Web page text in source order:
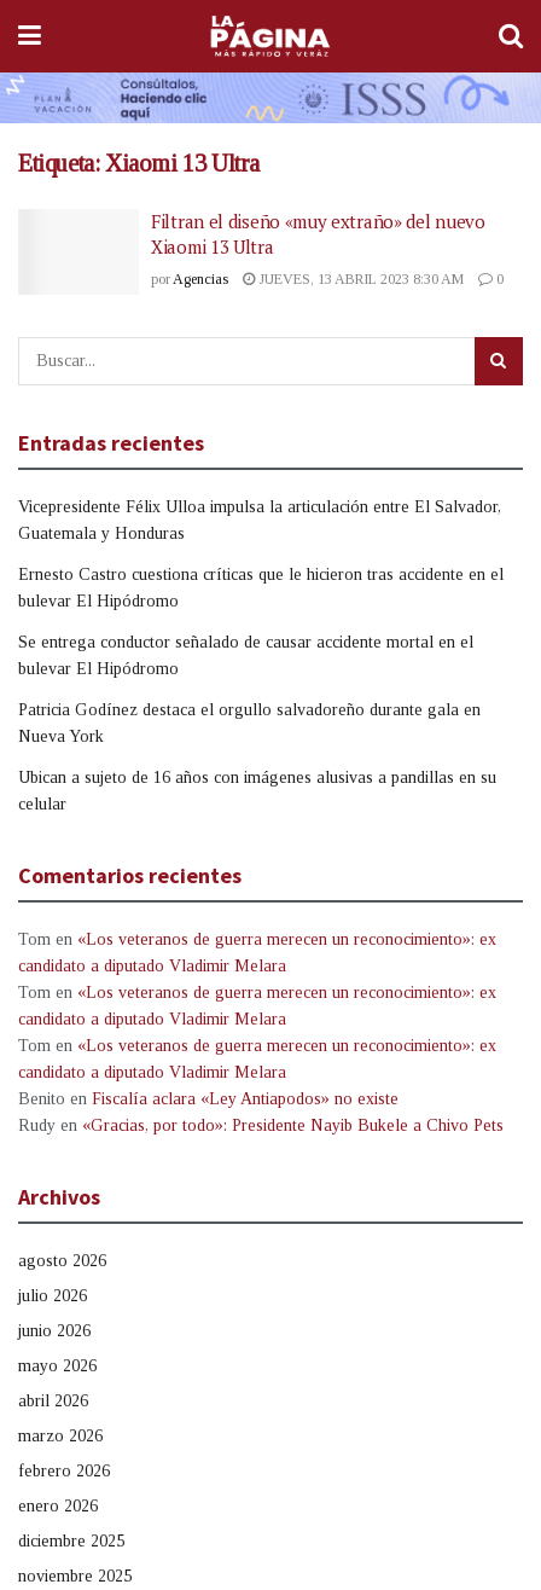
Etiqueta:Xiaomi 13 Ultra
Filtran el diseño «muy extraño» del nuevo
Xiaomi 13 Ultra
por Agencias JUEVES, 13 ABRIL 2023 8:30 AM 0
Entradas recientes
Vicepresidente Félix Ulloa impulsa la articulación entre El Salvador,
Guatemala y Honduras
Ernesto Castro cuestiona críticas que le hicieron tras accidente en el
bulevar El Hipódromo
Se entrega conductor señalado de causar accidente mortal en el
bulevar El Hipódromo
Patricia Godínez destaca el orgullo salvadoreño durante gala en
Nueva York
Ubican a sujeto de 16 años con imágenes alusivas a pandillas en su
celular
Comentarios recientes
Tom en «Los veteranos de guerra merecen un reconocimiento»: ex
candidato a diputado Vladimir Melara
Tom en «Los veteranos de guerra merecen un reconocimiento»: ex
candidato a diputado Vladimir Melara
Tom en «Los veteranos de guerra merecen un reconocimiento»: ex
candidato a diputado Vladimir Melara
Benito en Fiscalía aclara «Ley Antiapodos» no existe
Rudy en «Gracias, por todo»: Presidente Nayib Bukele a Chivo Pets
Archivos
agosto 2026
julio 2026
junio 2026
mayo 2026
abril 2026
marzo 2026
febrero 2026
enero 2026
diciembre 2025
noviembre 2025